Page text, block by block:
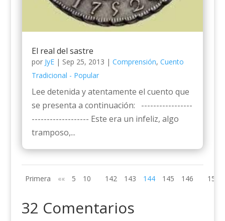
El real del sastre
por JyE| Sep 25, 2013 | Comprensión, Cuento
Tradicional - Popular
Lee detenida y atentamente el cuento que
se presenta a continuación: -----------------
------------------- Este era un infeliz, algo
tramposo,...
Primera «« 5 10 142 143 144 145 146 150
32 Comentarios